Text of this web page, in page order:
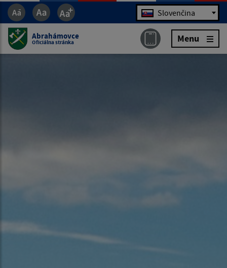
Jazyk Slovenčina
Abrahámovce
Oficiálna stránka Menu